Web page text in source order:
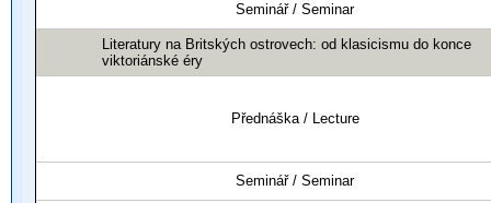
Seminář / Seminar
Literatury na Britských ostrovech: od klasicismu do konce
viktoriánské éry
Přednáška / Lecture
Seminář / Seminar